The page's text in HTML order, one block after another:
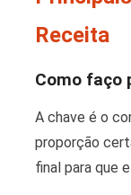
Receita
Como faço
A chave é o
proporção
final para que